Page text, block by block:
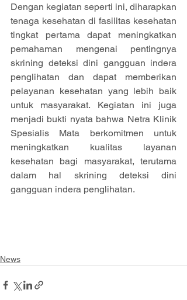
Dengan kegiatan seperti ini, diharapkan
tenaga kesehatan di fasilitas kesehatan
tingkat pertama dapat meningkatkan
pemahaman mengenai pentingnya
skrining deteksi dini gangguan indera
penglihatan dan dapat memberikan
pelayanan kesehatan yang lebih baik
untuk masyarakat. Kegiatan ini juga
menjadi bukti nyata bahwa Netra Klinik
Spesialis Mata berkomitmen untuk
meningkatkan kualitas layanan
kesehatan bagi masyarakat, terutama
dalam hal skrining deteksi dini
gangguan indera penglihatan.
News